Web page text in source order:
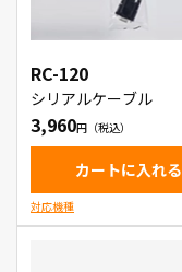
RC-120
シリアルケーブル
3,960
カートに入れる
対応機種